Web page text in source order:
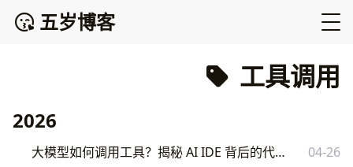
五岁博客
工具调用
2026
大模型如何调用工具？揭秘 AI IDE 背后的代码执行机制 04-26